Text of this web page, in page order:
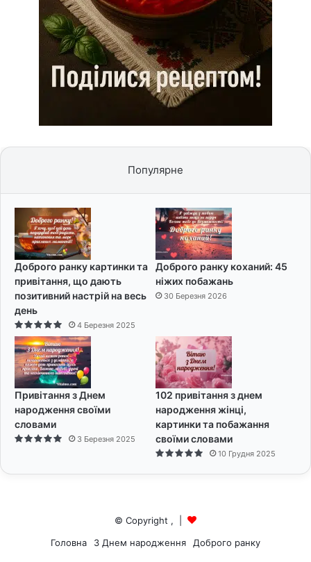
Популярне
Доброго ранку картинки та
привітання, що дають
позитивний настрій на весь
день
4 Березня 2025
Доброго ранку коханий: 45
ніжих побажань
30 Березня 2026
Привітання з Днем
народження своїми
словами
3 Березня 2025
102 привітання з днем
народження жінці,
картинки та побажання
своїми словами
10 Грудня 2025
© Copyright ,
Головна
З Днем народження Доброго ранку